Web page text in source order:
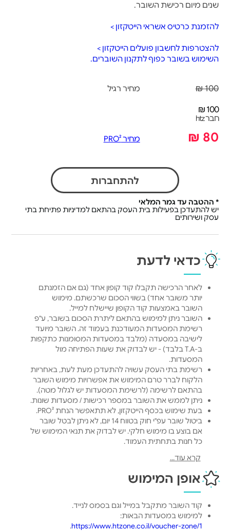
שנים מיום רכישת השובר.
להזמנת כרטיס אשראי הייטקזון >
להצטרפות לחשבון פועלים הייטקזון >
השימוש בשובר כפוף לתקנון השוברים.
100 ₪ מחיר רגיל
100 ₪
חבר htz
80 ₪ מחיר PRO²
להתחברות
* ההטבה עד גמר המלאי
יש להתעדכן בפעילות בית העסק בהתאם למדיניות פתיחת בתי
עסק ושירותים
כדאי לדעת
לאחר הרכישה תקבלו קוד קופון אחד (גם אם הזמנתם
יותר משובר אחד) בשווי הסכום שרכשתם. מימוש
השובר באמצעות קוד הקופון שיישלח למייל.
השובר ניתן למימוש בהתאם ליתרת הסכום בשובר, ע"פ
רשימת המסעדות המעודכנת בעמוד זה. השובר מיועד
לישיבה במסעדה (מלבד במסעדות המסומנות כתקפות
ב-T.A בלבד) - יש לבדוק את שעות הפתיחה מול
המסעדות.
רשימת בתי העסק עשויה להתעדכן מעת לעת, באחריות
הלקוח לברר טרם המימוש את אפשרויות מימוש השובר
בהתאם לרשימה (לרשימת המסעדות יש לגלול מטה).
ניתן לממש את השובר במספר רכישות / מסעדות שונות.
בעת שימוש בכסף הייטקזון, לא תתאפשר הנחת PRO².
ביטול שובר עפ"י חוק בטווח 14 יום, לא ניתן לבטל שובר
אם בוצע בו מימוש חלקי. יש לבדוק את תנאי המימוש של
כל חנות בתחתית העמוד.
הפעילות ומימוש השובר.
מנפיק השובר: הייביז בע"מ.
לתקנון שוברים >
קרא עוד...
אופן המימוש
קוד השובר מתקבל במייל וגם בסמס לנייד.
למימוש במסעדות הבאות:
https://www.htzone.co.il/voucher-zone/1
.